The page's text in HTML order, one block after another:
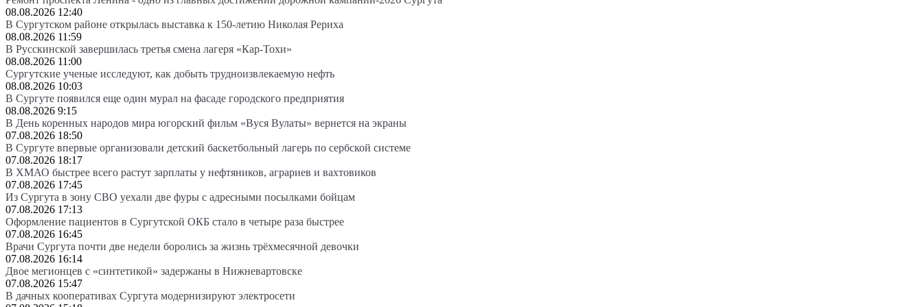
08.08.2026 12:40
В Сургутском районе открылась выставка к 150-летию Николая Рериха
08.08.2026 11:59
В Русскинской завершилась третья смена лагеря «Кар-Тохи»
08.08.2026 11:00
Сургутские ученые исследуют, как добыть трудноизвлекаемую нефть
08.08.2026 10:03
В Сургуте появился еще один мурал на фасаде городского предприятия
08.08.2026 9:15
В День коренных народов мира югорский фильм «Вуся Вулаты» вернется на экраны
07.08.2026 18:50
В Сургуте впервые организовали детский баскетбольный лагерь по сербской системе
07.08.2026 18:17
В ХМАО быстрее всего растут зарплаты у нефтяников, аграриев и вахтовиков
07.08.2026 17:45
Из Сургута в зону СВО уехали две фуры с адресными посылками бойцам
07.08.2026 17:13
Оформление пациентов в Сургутской ОКБ стало в четыре раза быстрее
07.08.2026 16:45
Врачи Сургута почти две недели боролись за жизнь трёхмесячной девочки
07.08.2026 16:14
Двое мегионцев с «синтетикой» задержаны в Нижневартовске
07.08.2026 15:47
В дачных кооперативах Сургута модернизируют электросети